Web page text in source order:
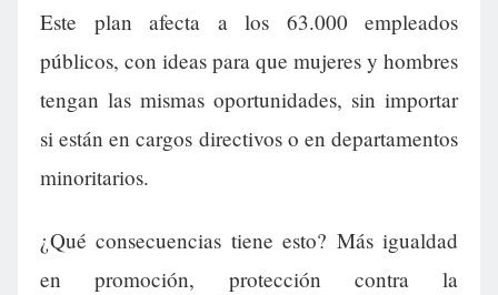
Este plan afecta a los 63.000 empleados
públicos, con ideas para que mujeres y hombres
tengan las mismas oportunidades, sin importar
si están en cargos directivos o en departamentos
minoritarios.
¿Qué consecuencias tiene esto? Más igualdad
en promoción, protección contra la